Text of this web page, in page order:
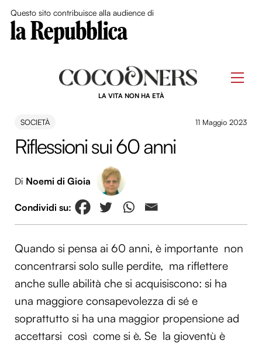
Questo sito contribuisce alla audience di
LA VITA NON HA ETÀ
SOCIETÀ 11 Maggio 2023
Riflessioni sui 60 anni
Di Noemi di Gioia
Quando si pensa ai 60 anni, è importante non
concentrarsi solo sulle perdite, ma riflettere
anche sulle abilità che si acquisiscono: si ha
una maggiore consapevolezza di sé e
soprattutto si ha una maggior propensione ad
accettarsi così come si è. Se la gioventù è